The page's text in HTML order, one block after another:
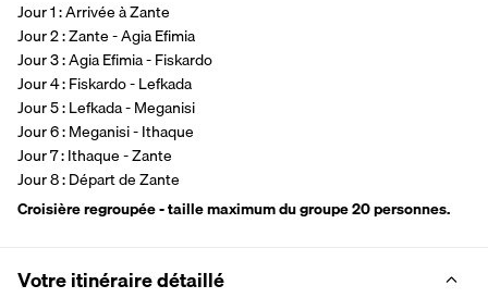
Jour 1 : Arrivée à Zante
Jour 2 : Zante - Agia Efimia
Jour 3 : Agia Efimia - Fiskardo
Jour 4 : Fiskardo - Lefkada
Jour 5 : Lefkada - Meganisi
Jour 6 : Meganisi - Ithaque
Jour 7 : Ithaque - Zante
Jour 8 : Départ de Zante
Croisière regroupée - taille maximum du groupe 20 personnes.
Votre itinéraire détaillé